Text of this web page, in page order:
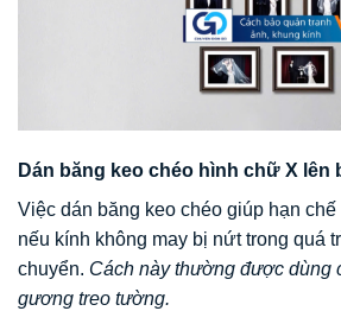
Dán băng keo chéo hình chữ X lên
Việc dán băng keo chéo giúp hạn
nếu kính không may bị nứt trong quá
chuyển. Cách này thường được dùng
gương treo tường.